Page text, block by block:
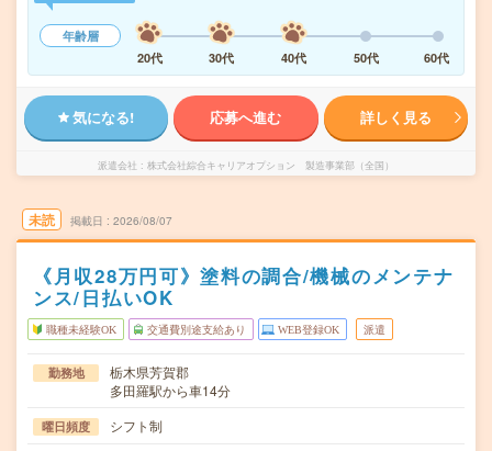
年齢層
20代
30代 40代 50代 60代
気になる! 応募へ進む 詳しく見る
派遣会社 株式会社綜合キャリアオプション 製造事業部（全国）
未読 掲載日 2026/08/07
《月収28万円可》塗料の調合/機械のメンテナ
ンス/日払いOK
職種未経験OK 交通費別途支給あり WEB登録OK 派遣
勤務地
栃木県芳賀郡
多田羅駅から車14分
曜日頻度 シフト制